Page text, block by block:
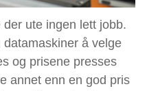
ute ingen lett jobb.
å velge
og prisene presses
annet enn en god pris